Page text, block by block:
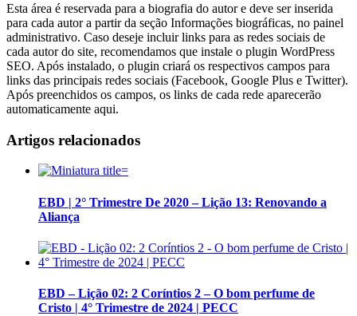
Esta área é reservada para a biografia do autor e deve ser inserida
para cada autor a partir da seção Informações biográficas, no painel
administrativo. Caso deseje incluir links para as redes sociais de
cada autor do site, recomendamos que instale o plugin WordPress
SEO. Após instalado, o plugin criará os respectivos campos para
links das principais redes sociais (Facebook, Google Plus e Twitter).
Após preenchidos os campos, os links de cada rede aparecerão
automaticamente aqui.
Artigos relacionados
EBD | 2° Trimestre De 2020 – Lição 13: Renovando a
Aliança
EBD – Lição 02: 2 Coríntios 2 – O bom perfume de
Cristo | 4° Trimestre de 2024 | PECC